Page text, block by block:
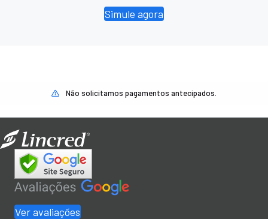
Simule agora
Não solicitamos pagamentos antecipados.
Ver avaliações